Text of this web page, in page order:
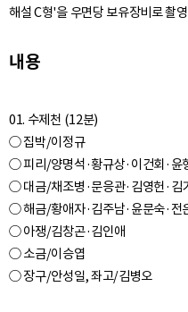
해설 C형'을 우면당 보유장비로 촬
내용
01. 수제천 (12분)
○ 집박/이정규
○ 피리/양명석·황규상·이건회·윤
○ 대금/채조병·문응관·김영헌·김
○ 해금/황애자·김주남·윤문숙·전
○ 아쟁/김창곤·김인애
○ 소금/이승엽
○ 장구/안성일, 좌고/김병오